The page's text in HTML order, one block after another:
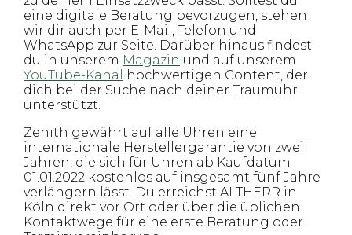
eine digitale Beratung bevorzugen, stehen
wir dir auch per E-Mail, Telefon und
WhatsApp zur Seite. Darüber hinaus findest
du in unserem Magazin und auf unserem
YouTube-Kanal
hochwertigen Content, der
dich bei der Suche nach deiner Traumuhr
unterstützt.
Zenith gewährt auf alle Uhren eine
internationale Herstellergarantie von zwei
Jahren, die sich für Uhren ab Kaufdatum
01.01.2022 kostenlos auf insgesamt fünf Jahre
verlängern lässt. Du erreichst ALTHERR in
Köln direkt vor Ort oder über die üblichen
Kontaktwege für eine erste Beratung oder